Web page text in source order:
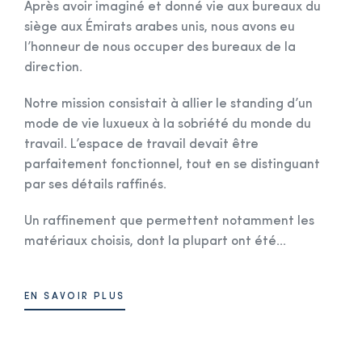
Après avoir imaginé et donné vie aux bureaux du
siège aux Émirats arabes unis, nous avons eu
l’honneur de nous occuper des bureaux de la
direction.
Notre mission consistait à allier le standing d’un
mode de vie luxueux à la sobriété du monde du
travail. L’espace de travail devait être
parfaitement fonctionnel, tout en se distinguant
par ses détails raffinés.
Un raffinement que permettent notamment les
matériaux choisis, dont la plupart ont été...
EN SAVOIR PLUS